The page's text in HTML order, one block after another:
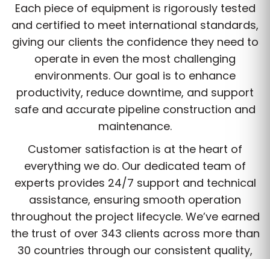
Each piece of equipment is rigorously tested
and certified to meet international standards,
giving our clients the confidence they need to
operate in even the most challenging
environments. Our goal is to enhance
productivity, reduce downtime, and support
safe and accurate pipeline construction and
maintenance.
Customer satisfaction is at the heart of
everything we do. Our dedicated team of
experts provides 24/7 support and technical
assistance, ensuring smooth operation
throughout the project lifecycle. We’ve earned
the trust of over 343 clients across more than
30 countries through our consistent quality,